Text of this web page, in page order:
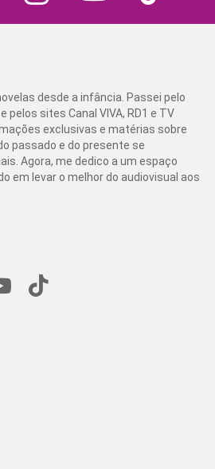
desde a infância. Passei pelo
pelos sites Canal VIVA, RD1 e TV
exclusivas e matérias sobre
passado e do presente se
Agora, me dedico a um espaço
em levar o melhor do audiovisual aos